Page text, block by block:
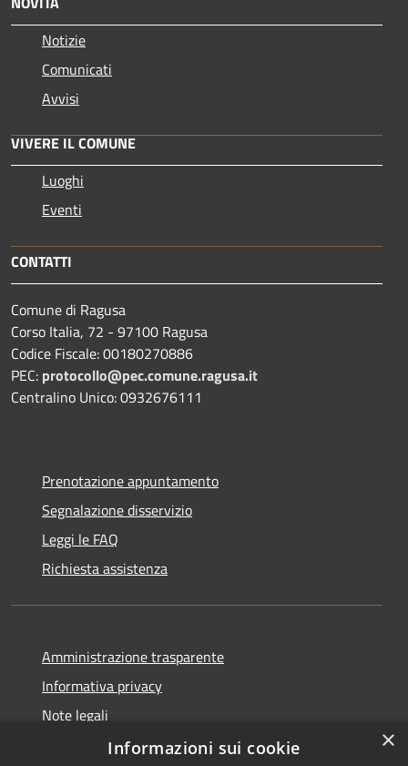
Notizie
Comunicati
Avvisi
VIVERE IL COMUNE
Luoghi
Eventi
CONTATTI
Comune di Ragusa
Corso Italia, 72 - 97100 Ragusa
Codice Fiscale: 00180270886
PEC: protocollo@pec.comune.ragusa.it
Centralino Unico: 0932676111
Prenotazione appuntamento
Segnalazione disservizio
Leggi le FAQ
Richiesta assistenza
Amministrazione trasparente
Informativa privacy
Note legali
Dichiarazione di accessibilità
×
Informazioni sui cookie